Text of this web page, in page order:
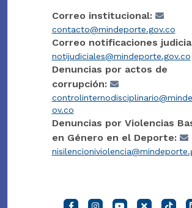
Correo institucional:
contacto@mindeporte.gov.co
Correo notificaciones
notijudiciales@mindeporte.gov.co
Denuncias por actos de
corrupción:
ov.co
Denuncias por Violencias
en Género en el Deporte: